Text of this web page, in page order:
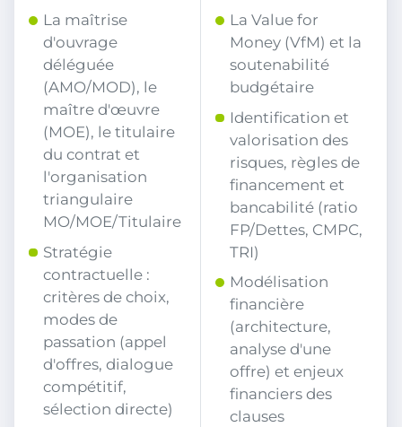
La Value for
Money (VfM) et la
soutenabilité
budgétaire
Identification et
valorisation des
risques, règles de
financement et
bancabilité (ratio
FP/Dettes, CMPC,
TRI)
Modélisation
financière
(architecture,
analyse d'une
offre) et enjeux
financiers des
clauses
La maîtrise
d'ouvrage
déléguée
(AMO/MOD), le
maître d'œuvre
(MOE), le titulaire
du contrat et
l'organisation
triangulaire
MO/MOE/Titulaire
Stratégie
contractuelle :
critères de choix,
modes de
passation (appel
d'offres, dialogue
compétitif,
sélection directe)